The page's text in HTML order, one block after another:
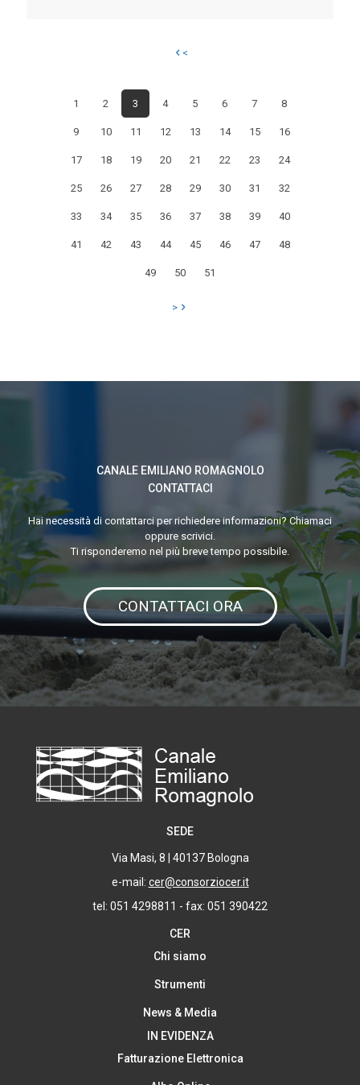
l’asse
Italia-
Croazia:
<
1 2 3 4 5 6 7 8
9 10 11 12 13 14 15 16
17 18 19 20 21 22 23 24
25 26 27 28 29 30 31 32
33 34 35 36 37 38 39 40
41 42 43 44 45 46 47 48
49 50 51
>
CANALE EMILIANO ROMAGNOLO
CONTATTACI
Hai necessità di contattarci per richiedere informazioni? Chiamaci
oppure scrivici.
Ti risponderemo nel più breve tempo possibile.
CONTATTACI ORA
SEDE
Via Masi, 8 | 40137 Bologna
e-mail: cer@consorziocer.it
tel: 051 4298811 - fax: 051 390422
CER
Chi siamo
Strumenti
News & Media
IN EVIDENZA
Fatturazione Elettronica